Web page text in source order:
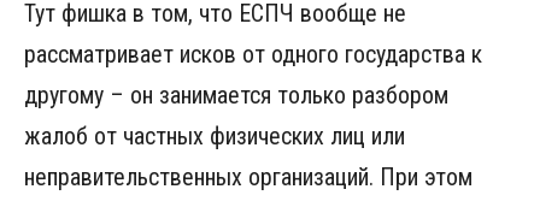
Тут фишка в том, что ЕСПЧ вообще не
рассматривает исков от одного государства к
другому – он занимается только разбором
жалоб от частных физических лиц или
неправительственных организаций. При этом